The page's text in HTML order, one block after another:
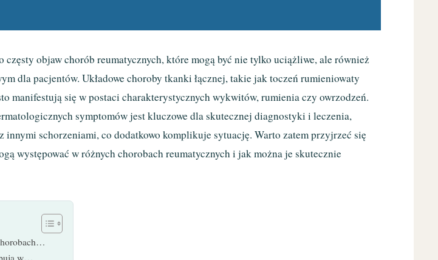
częsty objaw chorób reumatycznych, które mogą być nie tylko uciążliwe, ale również
dla pacjentów. Układowe choroby tkanki łącznej, takie jak toczeń rumieniowaty
manifestują się w postaci charakterystycznych wykwitów, rumienia czy owrzodzeń.
symptomów jest kluczowe dla skutecznej diagnostyki i leczenia,
innymi schorzeniami, co dodatkowo komplikuje sytuację. Warto zatem przyjrzeć się
występować w różnych chorobach reumatycznych i jak można je skutecznie